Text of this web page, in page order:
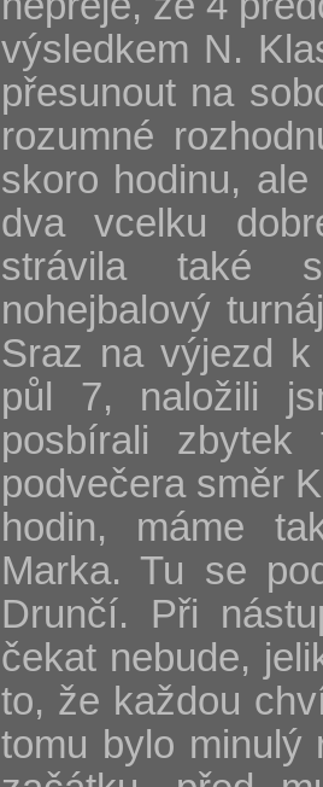
výsledkem N.
přesunout na
rozumné
skoro hodinu,
dva vcelku
strávila také
nohejbalový
Sraz na výjezd
půl 7, naložili
posbírali
podvečera směr
hodin, máme
Marka. Tu se
Drunčí. Při
čekat nebude,
to, že každou
tomu bylo minulý